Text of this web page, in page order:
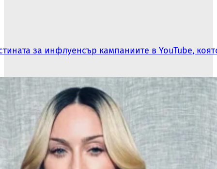
за инфлуенсър кампаниите в YouTube,